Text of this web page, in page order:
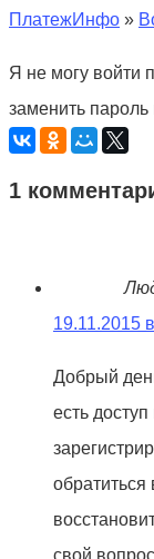
ПлатежИнфо »
Я не могу войти
заменить пароль
1
19.11.2015
Добрый
есть
свой